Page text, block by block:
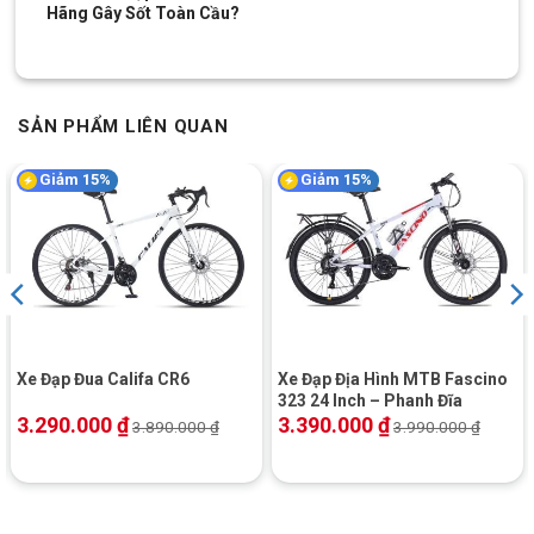
Dễ dàng bảo trì: Phanh đĩa cơ có cấu tạo đơn giản, bạn
Hãng Gây Sốt Toàn Cầu?
SẢN PHẨM LIÊN QUAN
Giảm 15%
Xe Đạp Đua Califa CR6
3.290.000₫3.890.000₫
Giảm 15%
Xe Đạp Địa Hình MTB Fascino
323 24 Inch – Phanh Đĩa
3.390.000₫3.990.000₫